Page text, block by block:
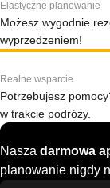
Elastyczne planowanie
Możesz wygodnie
wyprzedzeniem!
Realne wsparcie
Potrzebujesz
w trakcie podróży.
Nasza darmowa
planowanie nigdy